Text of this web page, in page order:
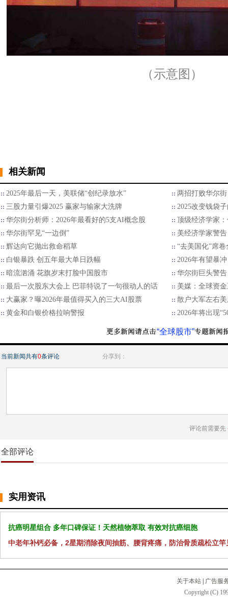
（示意图）
相关新闻
2025年最后一天，美联储“创纪录放水”
两招打败华尔
三股力量引爆2025 赢家与输家大洗牌
2025改变钱袋
华尔街分析师：2026年最看好的5支AI概念股
顶级经济学家
华尔街罕见“一边倒”
美经济学家警
辉达向它抛出救命稻草
“去美国化”席
白银暴跌 创五年最大单日跌幅
2026年有望暴
暗流汹涌 花旗岁末打脸中国股市
华尔街巨头警告
最后一次股东大会上 巴菲特说了一句很动人的话
美媒：全球资
大赢家？曝2026年最值得买入的三大AI股票
散户大军左右
黄金和白银价格拉响警报
2026年将出现
“全球股市”
当前新闻共有0条评论 分享到：
评论前需要先
全部评论
实用资讯
抗癌明星组合 多年口碑保证！天然植物萃取 有效对抗癌细胞
中老年补钙必备，2星期消除夜间抽筋、腰背疼痛，防治骨质疏松立竿
关于本站
广告服
Copyright (C)